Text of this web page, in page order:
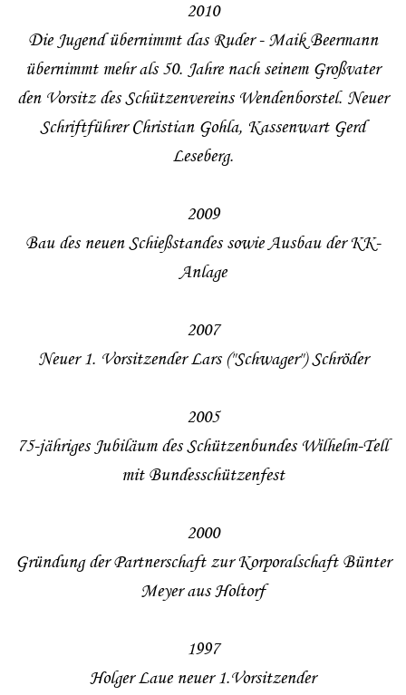
2010
Die Jugend übernimmt das Ruder - Maik Beermann
übernimmt mehr als 50. Jahre nach seinem Großvater
den Vorsitz des Schützenvereins Wendenborstel. Neuer
Schriftführer Christian Gohla, Kassenwart Gerd
Leseberg.
2009
Bau des neuen Schießstandes sowie Ausbau der KK-
Anlage
2007
Neuer 1. Vorsitzender Lars ("Schwager") Schröder
2005
75-jähriges Jubiläum des Schützenbundes Wilhelm-Tell
mit Bundesschützenfest
2000
Gründung der Partnerschaft zur Korporalschaft Bünter
Meyer aus Holtorf
1997
Holger Laue neuer 1.Vorsitzender